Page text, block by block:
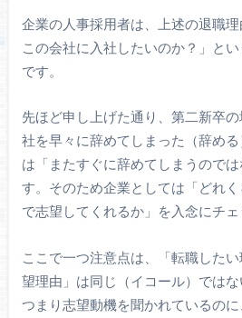
企業の人事採用者は、上述の退職
この会社に入社したいのか？」と
です。
先ほど申し上げた通り、第二新卒
社を早々に辞めてしまった（辞め
は「またすぐに辞めてしまうので
す。そのため企業としては「どれ
で志望してくれるか」を入念にチェ
ここで一つ注意点は、「転職した
望理由」は同じ（イコール）ではな
つまり志望動機を聞かれているの